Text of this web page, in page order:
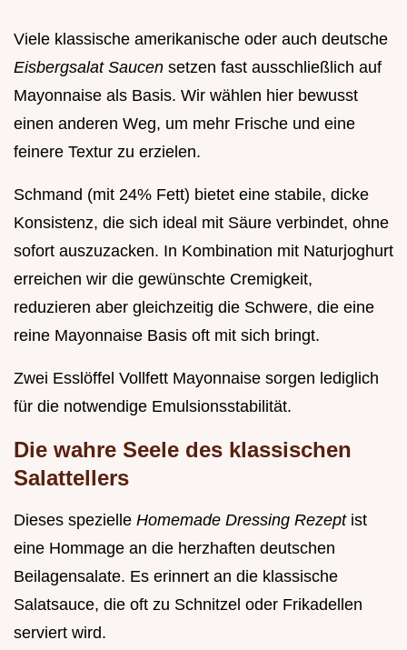
Viele klassische amerikanische oder auch deutsche
Eisbergsalat Saucen setzen fast ausschließlich auf
Mayonnaise als Basis. Wir wählen hier bewusst
einen anderen Weg, um mehr Frische und eine
feinere Textur zu erzielen.
Schmand (mit 24% Fett) bietet eine stabile, dicke
Konsistenz, die sich ideal mit Säure verbindet, ohne
sofort auszuzacken. In Kombination mit Naturjoghurt
erreichen wir die gewünschte Cremigkeit,
reduzieren aber gleichzeitig die Schwere, die eine
reine Mayonnaise Basis oft mit sich bringt.
Zwei Esslöffel Vollfett Mayonnaise sorgen lediglich
für die notwendige Emulsionsstabilität.
Die wahre Seele des klassischen
Salattellers
Dieses spezielle Homemade Dressing Rezept ist
eine Hommage an die herzhaften deutschen
Beilagensalate. Es erinnert an die klassische
Salatsauce, die oft zu Schnitzel oder Frikadellen
serviert wird.